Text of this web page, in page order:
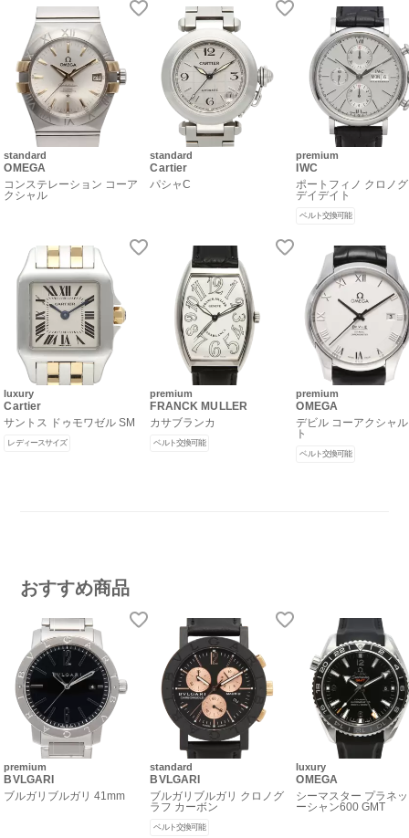
standard
OMEGA
コンステレーション コーア
クシャル
luxury
Cartier
サントス ドゥモワゼル SM
レディースサイズ
standard
Cartier
パシャC
premium
FRANCK MULLER
カサブランカ
ベルト交換可能
premium
IWC
ポートフィノ クロノ
デイデイト
ベルト交換可能
premium
OMEGA
デビル コーアクシャ
ト
ベルト交換可能
おすすめ商品
premium
BVLGARI
ブルガリブルガリ 41mm
standard
BVLGARI
ブルガリブルガリ クロノグ
ラフ カーボン
ベルト交換可能
luxury
OMEGA
シーマスター プラネ
ーシャン600 GMT